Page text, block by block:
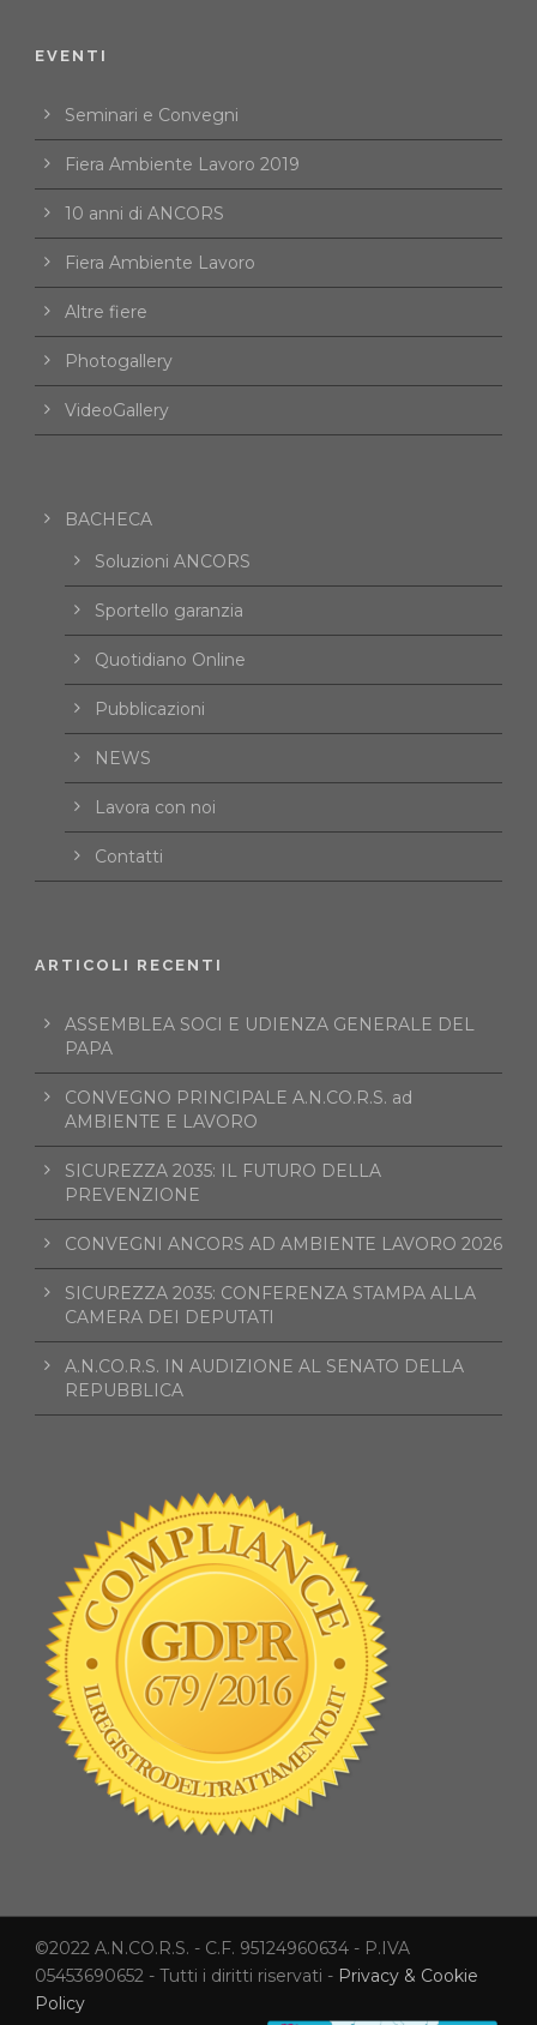
EVENTI
Seminari e Convegni
Fiera Ambiente Lavoro 2019
10 anni di ANCORS
Fiera Ambiente Lavoro
Altre fiere
Photogallery
VideoGallery
BACHECA
Soluzioni ANCORS
Sportello garanzia
Quotidiano Online
Pubblicazioni
NEWS
Lavora con noi
Contatti
ARTICOLI RECENTI
ASSEMBLEA SOCI E UDIENZA GENERALE DEL
PAPA
CONVEGNO PRINCIPALE A.N.CO.R.S. ad
AMBIENTE E LAVORO
SICUREZZA 2035: IL FUTURO DELLA
PREVENZIONE
CONVEGNI ANCORS AD AMBIENTE LAVORO 2026
SICUREZZA 2035: CONFERENZA STAMPA ALLA
CAMERA DEI DEPUTATI
A.N.CO.R.S. IN AUDIZIONE AL SENATO DELLA
REPUBBLICA
©2022 A.N.CO.R.S. - C.F. 95124960634 - P.IVA
05453690652 - Tutti i diritti riservati - Privacy & Cookie
Policy